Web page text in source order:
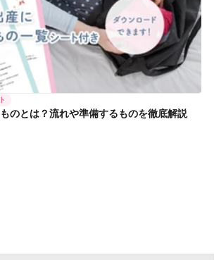
のとは？流れや準備するものを徹底解説